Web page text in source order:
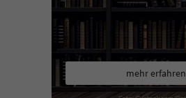
mehr erfahren